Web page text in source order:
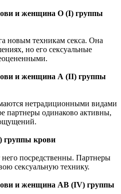
и женщина О (I) группы
новым техникам секса. Она
но его сексуальные
и женщина А (II) группы
нетрадиционными видами
партнеры одинаково активны,
крови
посредственны. Партнеры
сексуальную технику.
и женщина АВ (IV) группы